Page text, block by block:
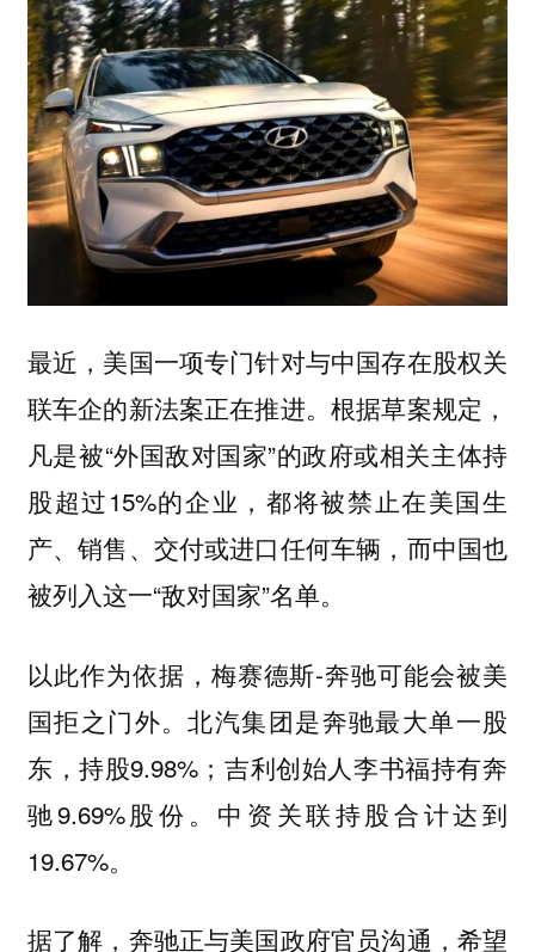
最近，美国一项专门针对与中国存在股权关
联车企的新法案正在推进。根据草案规定，
凡是被“外国敌对国家”的政府或相关主体持
股超过15%的企业，都将被禁止在美国生
产、销售、交付或进口任何车辆，而中国也
被列入这一“敌对国家”名单。
以此作为依据，梅赛德斯-奔驰可能会被美
国拒之门外。北汽集团是奔驰最大单一股
东，持股9.98%；吉利创始人李书福持有奔
驰9.69%股份。中资关联持股合计达到
19.67%。
据了解，奔驰正与美国政府官员沟通，希望